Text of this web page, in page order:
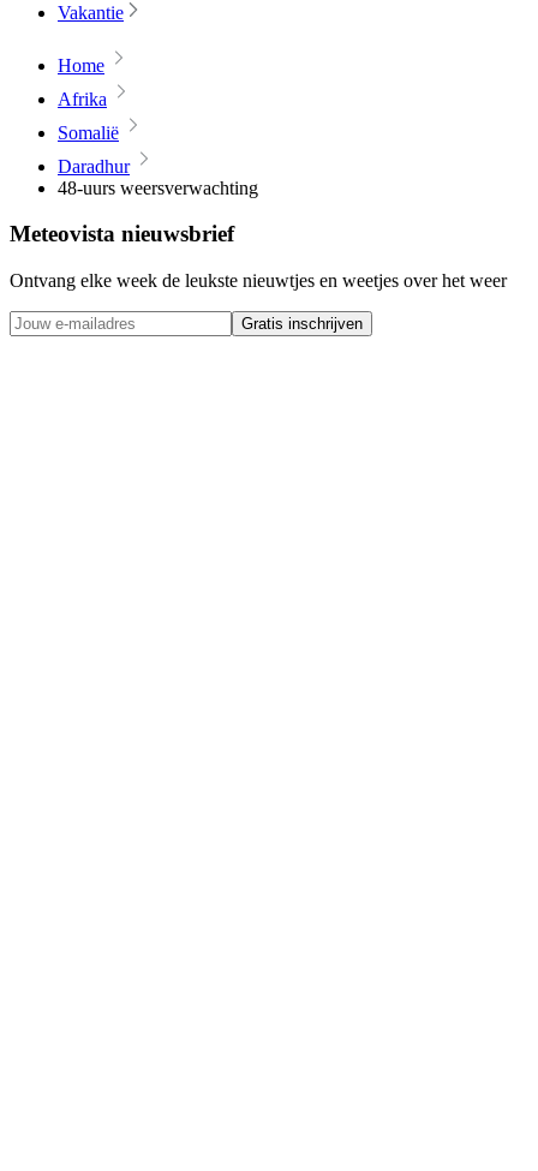
Vakantie
Home
Afrika
Somalië
Daradhur
48-uurs weersverwachting
Meteovista nieuwsbrief
Ontvang elke week de leukste nieuwtjes en weetjes over het weer
Gratis inschrijven